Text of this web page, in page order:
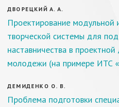
ДВОРЕЦКИЙ А. А.
Проектирование
творческой системы для
наставничества в
молодежи (на примере ИТС
ДЕМИДЕНКО О. В.
Проблема подготовки